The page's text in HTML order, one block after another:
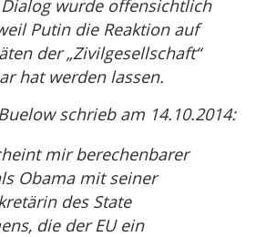
wurde offensichtlich
Putin die Reaktion auf
der „Zivilgesellschaft“
hat werden lassen.
schrieb am 14.10.2014:
mir berechenbarer
Obama mit seiner
des State
die der EU ein